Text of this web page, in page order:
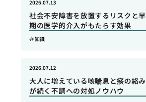
社会不安障害を放置するリスクと早
期の医学的介入がもたらす効果
2026.07.13
知識
大人に増えている咳喘息と痰の絡み
が続く不調への対処ノウハウ
2026.07.12